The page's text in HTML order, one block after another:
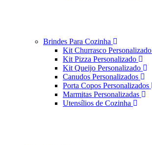
Brindes Para Cozinha
Kit Churrasco Personalizado
Kit Pizza Personalizado
Kit Queijo Personalizado
Canudos Personalizados
Porta Copos Personalizados
Marmitas Personalizadas
Utensílios de Cozinha